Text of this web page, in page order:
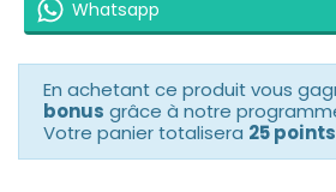
Whatsapp
En achetant ce produit vous
bonus grâce à notre
Votre panier totalisera 25